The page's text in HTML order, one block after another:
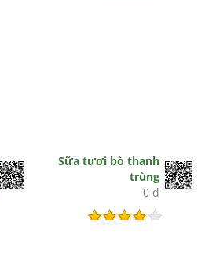
Sữa tươi bò thanh
trùng
0 đ